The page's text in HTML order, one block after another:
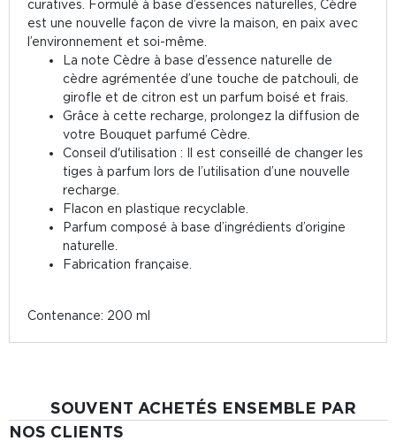
curatives. Formulé à base d’essences naturelles, Cèdre
est une nouvelle façon de vivre la maison, en paix avec
l’environnement et soi-même.
La note Cèdre à base d’essence naturelle de
cèdre agrémentée d’une touche de patchouli, de
girofle et de citron est un parfum boisé et frais.
Grâce à cette recharge, prolongez la diffusion de
votre Bouquet parfumé Cèdre.
Conseil d'utilisation : Il est conseillé de changer les
tiges à parfum lors de l’utilisation d’une nouvelle
recharge.
Flacon en plastique recyclable.
Parfum composé à base d’ingrédients d’origine
naturelle.
Fabrication française.
Contenance: 200 ml
SOUVENT ACHETÉS ENSEMBLE PAR
NOS CLIENTS